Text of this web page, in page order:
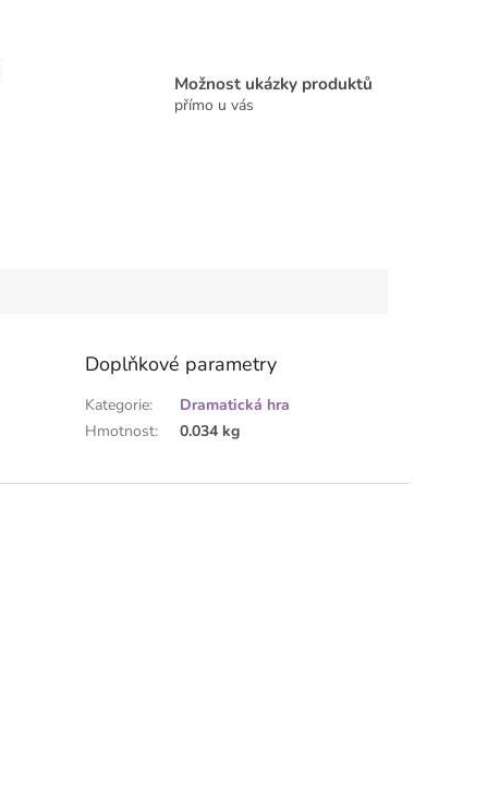
Možnost ukázky produktů
přímo u vás
Doplňkové parametry
Kategorie:
Dramatická hra
Hmotnost: 0.034 kg